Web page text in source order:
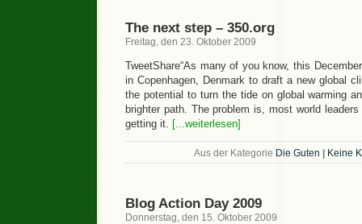
The next step – 350.org
Freitag, den 23. Oktober 2009
TweetShare“As many of you know, this
in Copenhagen, Denmark to draft a new global
the potential to turn the tide on global warming
brighter path. The problem is, most world leaders
getting it. [...weiterlesen]
Aus der Kategorie Die Guten Keine
Blog Action Day 2009
Donnerstag, den 15. Oktober 2009